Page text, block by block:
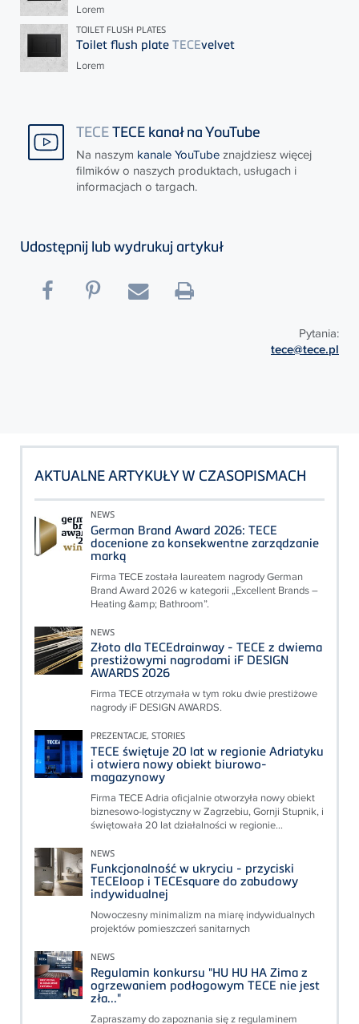
Lorem
TOILET FLUSH PLATES
Toilet flush plate TECEvelvet
Lorem
TECETECE kanał na YouTube
Na naszym kanale YouTubeznajdziesz więcej
filmików o naszych produktach, usługach i
informacjach o targach.
Udostępnij lub wydrukuj artykuł
Pytania:
tece@tece.pl
AKTUALNE ARTYKUŁY W CZASOPISMACH
NEWS
German Brand Award 2026: TECE
docenione za konsekwentne zarządzanie
marką
Firma TECE została laureatem nagrody German
Brand Award 2026 w kategorii „Excellent Brands –
Heating &amp; Bathroom”.
NEWS
Złoto dla TECEdrainway - TECE z dwiema
prestiżowymi nagrodami iF DESIGN
AWARDS 2026
Firma TECE otrzymała w tym roku dwie prestiżowe
nagrody iF DESIGN AWARDS.
PREZENTACJE, STORIES
TECE świętuje 20 lat w regionie Adriatyku
i otwiera nowy obiekt biurowo-
magazynowy
Firma TECE Adria oficjalnie otworzyła nowy obiekt
biznesowo-logistyczny w Zagrzebiu, Gornji Stupnik, i
świętowała 20 lat działalności w regionie...
NEWS
Funkcjonalność w ukryciu - przyciski
TECEloop i TECEsquare do zabudowy
indywidualnej
Nowoczesny minimalizm na miarę indywidualnych
projektów pomieszczeń sanitarnych
NEWS
Regulamin konkursu "HU HU HA Zima z
ogrzewaniem podłogowym TECE nie jest
zła..."
Zapraszamy do zapoznania się z regulaminem